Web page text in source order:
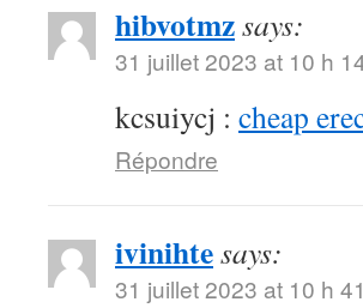
hibvotmzsays:
31 juillet 2023 at 10 h
kcsuiycj : cheap
Répondre
ivinihtesays:
31 juillet 2023 at 10 h